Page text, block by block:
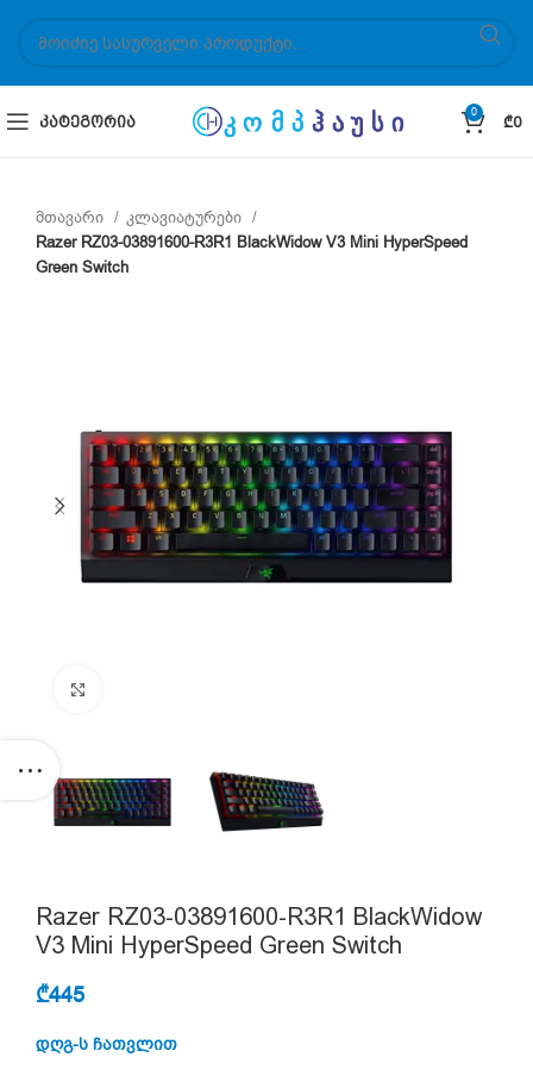
ᲙᲐᲢᲔᲒᲝᲠᲘᲐ
0
₾0
მთავარი
კლავიატურები
Razer RZ03-03891600-R3R1 BlackWidow V3 Mini HyperSpeed
Green Switch
Razer RZ03-03891600-R3R1 BlackWidow
V3 Mini HyperSpeed Green Switch
₾445
დღგ-ს ჩათვლით